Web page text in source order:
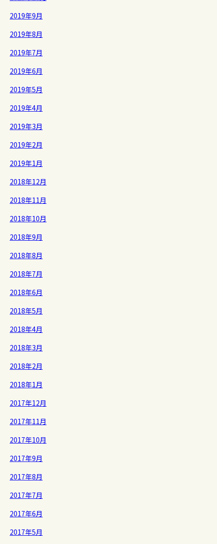
2019年9月
2019年8月
2019年7月
2019年6月
2019年5月
2019年4月
2019年3月
2019年2月
2019年1月
2018年12月
2018年11月
2018年10月
2018年9月
2018年8月
2018年7月
2018年6月
2018年5月
2018年4月
2018年3月
2018年2月
2018年1月
2017年12月
2017年11月
2017年10月
2017年9月
2017年8月
2017年7月
2017年6月
2017年5月